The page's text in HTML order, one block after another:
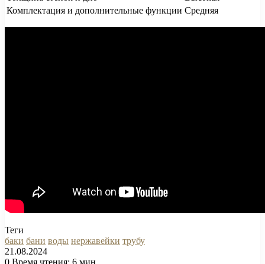
Комплектация и дополнительные функции Средняя
Теги
баки бани воды нержавейки трубу
21.08.2024
0 Время чтения: 6 мин.